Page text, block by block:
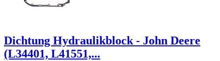
Dichtung Hydraulikblock - John Deere
(L34401, L41551,...